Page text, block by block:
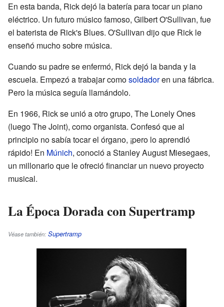
En esta banda, Rick dejó la batería para tocar un piano
eléctrico. Un futuro músico famoso, Gilbert O'Sullivan, fue
el baterista de Rick's Blues. O'Sullivan dijo que Rick le
enseñó mucho sobre música.
Cuando su padre se enfermó, Rick dejó la banda y la
escuela. Empezó a trabajar comosoldadoren una fábrica.
Pero la música seguía llamándolo.
En 1966, Rick se unió a otro grupo, The Lonely Ones
(luego The Joint), como organista. Confesó que al
principio no sabía tocar el órgano, ¡pero lo aprendió
rápido! En Múnich, conoció a Stanley August Miesegaes,
un millonario que le ofreció financiar un nuevo proyecto
musical.
La Época Dorada con Supertramp
Véase también: Supertramp